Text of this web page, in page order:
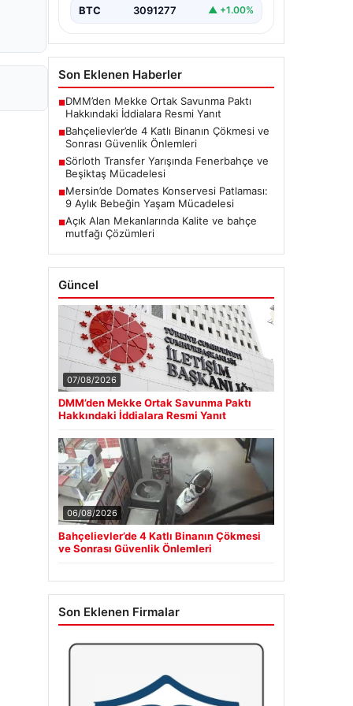
BTC 3091277 ▲ +1.00%
Son Eklenen Haberler
■DMM’den Mekke Ortak Savunma Paktı
Hakkındaki İddialara Resmi Yanıt
■Bahçelievler’de 4 Katlı Binanın Çökmesi ve
Sonrası Güvenlik Önlemleri
■Sörloth Transfer Yarışında Fenerbahçe ve
Beşiktaş Mücadelesi
■Mersin’de Domates Konservesi Patlaması:
9 Aylık Bebeğin Yaşam Mücadelesi
■Açık Alan Mekanlarında Kalite ve bahçe
mutfağı Çözümleri
Güncel
07/08/2026
DMM’den Mekke Ortak Savunma Paktı
Hakkındaki İddialara Resmi Yanıt
06/08/2026
Bahçelievler’de 4 Katlı Binanın Çökmesi
ve Sonrası Güvenlik Önlemleri
Son Eklenen Firmalar